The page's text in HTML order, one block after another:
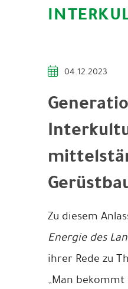
04.12.2023
Zu diesem
Energie des
ihrer Rede zu
„Man